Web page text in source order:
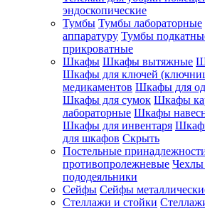
эндоскопические
Тумбы Тумбы лабораторные
аппаратуру Тумбы
прикроватные
Шкафы Шкафы вытяжные
Шкафы для ключей
медикаментов Шкафы для
Шкафы для сумок Шкафы
лабораторные Шкафы
Шкафы для инвентаря
для шкафов Скрыть
Постельные
противопролежневые Чехлы
пододеяльники
Сейфы Сейфы
Стеллажи и стойки